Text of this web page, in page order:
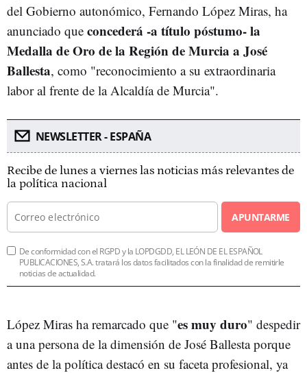
del Gobierno autonómico, Fernando López Miras, ha
anunciado que concederá -a título póstumo- la
Medalla de Oro de la Región de Murcia a José
Ballesta, como "reconocimiento a su extraordinaria
labor al frente de la Alcaldía de Murcia".
NEWSLETTER - ESPAÑA
Recibe de lunes a viernes las noticias más relevantes de
la política nacional
APUNTARME
De conformidad con el RGPD y la LOPDGDD, EL LEÓN DE EL ESPAÑOL
PUBLICACIONES, S.A. tratará los datos facilitados con la finalidad de remitirle
noticias de actualidad.
López Miras ha remarcado que "es muy duro" despedir
a una persona de la dimensión de José Ballesta porque
antes de la política destacó en su faceta profesional, ya